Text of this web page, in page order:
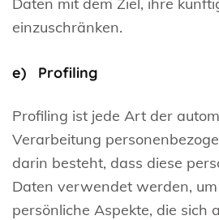
einzuschränken.
e) Profiling
Profiling ist jede Art der
Verarbeitung
darin besteht, dass diese
Daten verwendet werden,
persönliche Aspekte, die sich